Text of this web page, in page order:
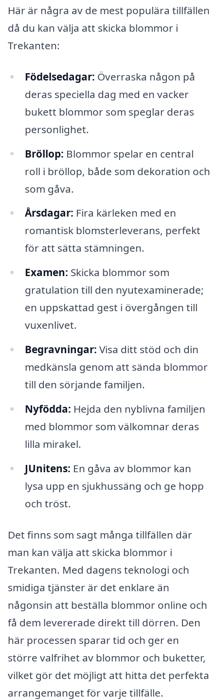
Här är några av de mest populära tillfällen
då du kan välja att skicka blommor i
Trekanten:
Födelsedagar: Överraska någon på
deras speciella dag med en vacker
bukett blommor som speglar deras
personlighet.
Bröllop: Blommor spelar en central
roll i bröllop, både som dekoration och
som gåva.
Årsdagar: Fira kärleken med en
romantisk blomsterleverans, perfekt
för att sätta stämningen.
Examen: Skicka blommor som
gratulation till den nyutexaminerade;
en uppskattad gest i övergången till
vuxenlivet.
Begravningar: Visa ditt stöd och din
medkänsla genom att sända blommor
till den sörjande familjen.
Nyfödda: Hejda den nyblivna familjen
med blommor som välkomnar deras
lilla mirakel.
JUnitens: En gåva av blommor kan
lysa upp en sjukhussäng och ge hopp
och tröst.
Det finns som sagt många tillfällen där
man kan välja att skicka blommor i
Trekanten. Med dagens teknologi och
smidiga tjänster är det enklare än
någonsin att beställa blommor online och
få dem levererade direkt till dörren. Den
här processen sparar tid och ger en
större valfrihet av blommor och buketter,
vilket gör det möjligt att hitta det perfekta
arrangemanget för varje tillfälle.